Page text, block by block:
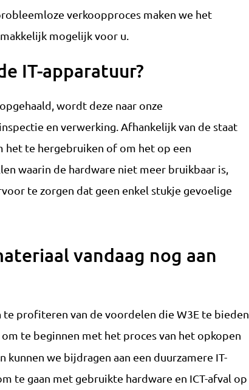
verkoopproces maken we het
mogelijk voor u.
IT-apparatuur?
wordt deze naar onze
en verwerking. Afhankelijk van de staat
het te hergebruiken of om het op een
waarin de hardware niet meer bruikbaar is,
te zorgen dat geen enkel stukje gevoelige
vandaag nog aan
te profiteren van de voordelen die W3E te bieden
te beginnen met het proces van het opkopen
kunnen we bijdragen aan een duurzamere IT-
te gaan met gebruikte hardware en ICT-afval op